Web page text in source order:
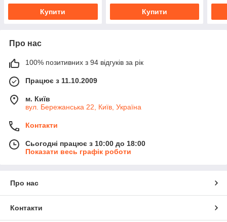
Купити Купити
Про нас
100% позитивних з 94 відгуків за рік
Працює з 11.10.2009
м. Київ
вул. Бережанська 22, Київ, Україна
Контакти
Сьогодні працює з 10:00 до 18:00
Показати весь графік роботи
Про нас
Контакти